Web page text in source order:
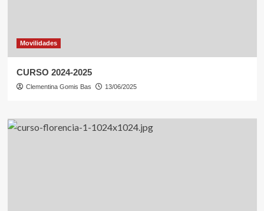
Movilidades
CURSO 2024-2025
Clementina Gomis Bas 13/06/2025